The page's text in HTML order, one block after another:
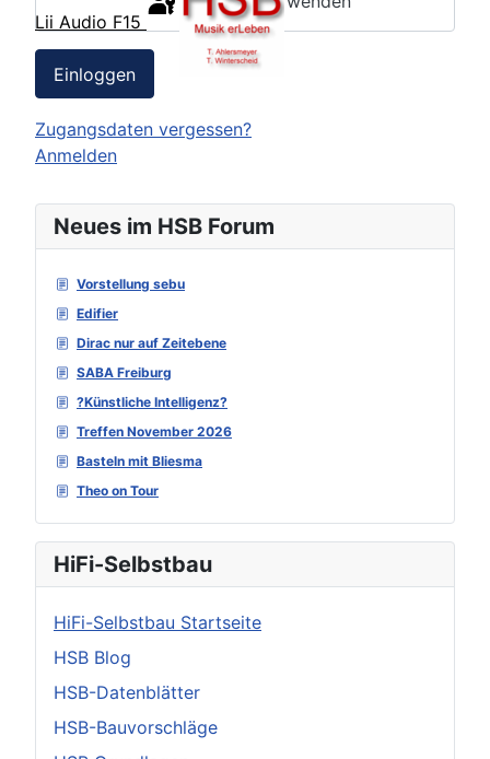
Lii Audio F15
Neues im HSB Forum
Vorstellung sebu
Edifier
Dirac nur auf Zeitebene
SABA Freiburg
?Künstliche Intelligenz?
Treffen November 2026
Basteln mit Bliesma
Theo on Tour
HiFi-Selbstbau
HiFi-Selbstbau Startseite
HSB Blog
HSB-Datenblätter
HSB-Bauvorschläge
Einloggen
Zugangsdaten vergessen?
Anmelden